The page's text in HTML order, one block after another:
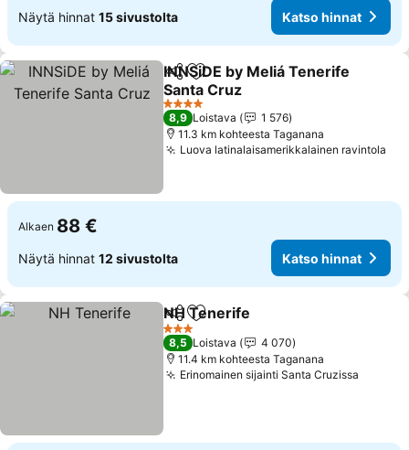
Näytä hinnat 15 sivustolta Katso hinnat
Jaa Lisää suosikkeihin
INNSiDE by Meliá Tenerife
Santa Cruz
Katso hinnat
4 Tähtiluokitus
8,9 Loistava
1 576
11.3 km kohteesta Taganana
Luova latinalaisamerikkalainen ravintola
Alkaen 88 €
Näytä hinnat 12 sivustolta Katso hinnat
Jaa Lisää suosikkeihin
NH Tenerife
3 Tähtiluokitus
8,5 Loistava
4 070
11.4 km kohteesta Taganana
Erinomainen sijainti Santa Cruzissa